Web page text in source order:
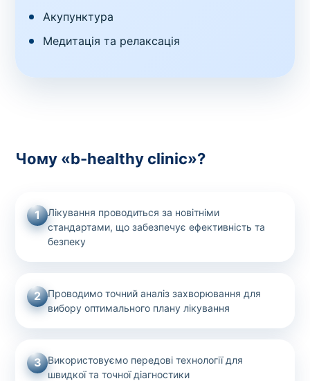
Акупунктура
Медитація та релаксація
Чому «b-healthy clinic»?
1
Лікування проводиться за новітніми
стандартами, що забезпечує ефективність та
безпеку
2
Проводимо точний аналіз захворювання для
вибору оптимального плану лікування
3 Використовуємо передові технології для
швидкої та точної діагностики